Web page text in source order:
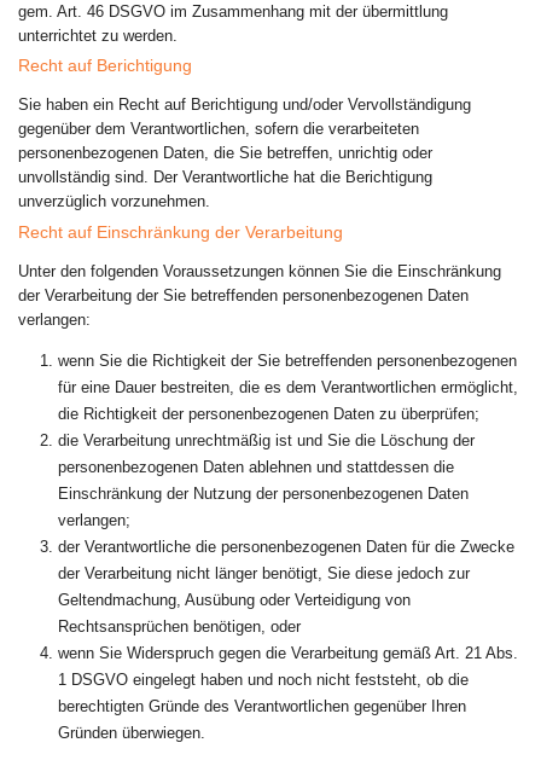
gem. Art. 46 DSGVO im Zusammenhang mit der übermittlung
unterrichtet zu werden.
Recht auf Berichtigung
Sie haben ein Recht auf Berichtigung und/oder Vervollständigung
gegenüber dem Verantwortlichen, sofern die verarbeiteten
personenbezogenen Daten, die Sie betreffen, unrichtig oder
unvollständig sind. Der Verantwortliche hat die Berichtigung
unverzüglich vorzunehmen.
Recht auf Einschränkung der Verarbeitung
Unter den folgenden Voraussetzungen können Sie die Einschränkung
der Verarbeitung der Sie betreffenden personenbezogenen Daten
verlangen:
wenn Sie die Richtigkeit der Sie betreffenden personenbezogenen
für eine Dauer bestreiten, die es dem Verantwortlichen ermöglicht,
die Richtigkeit der personenbezogenen Daten zu überprüfen;
die Verarbeitung unrechtmäßig ist und Sie die Löschung der
personenbezogenen Daten ablehnen und stattdessen die
Einschränkung der Nutzung der personenbezogenen Daten
verlangen;
der Verantwortliche die personenbezogenen Daten für die Zwecke
der Verarbeitung nicht länger benötigt, Sie diese jedoch zur
Geltendmachung, Ausübung oder Verteidigung von
Rechtsansprüchen benötigen, oder
wenn Sie Widerspruch gegen die Verarbeitung gemäß Art. 21 Abs.
1 DSGVO eingelegt haben und noch nicht feststeht, ob die
berechtigten Gründe des Verantwortlichen gegenüber Ihren
Gründen überwiegen.